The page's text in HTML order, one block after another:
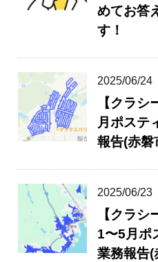
めてお答
す！
2025/06/24
【クラシ
月ポステ
報告(赤磐
2025/06/23
【クラシ
1〜5月ポ
業務報告(